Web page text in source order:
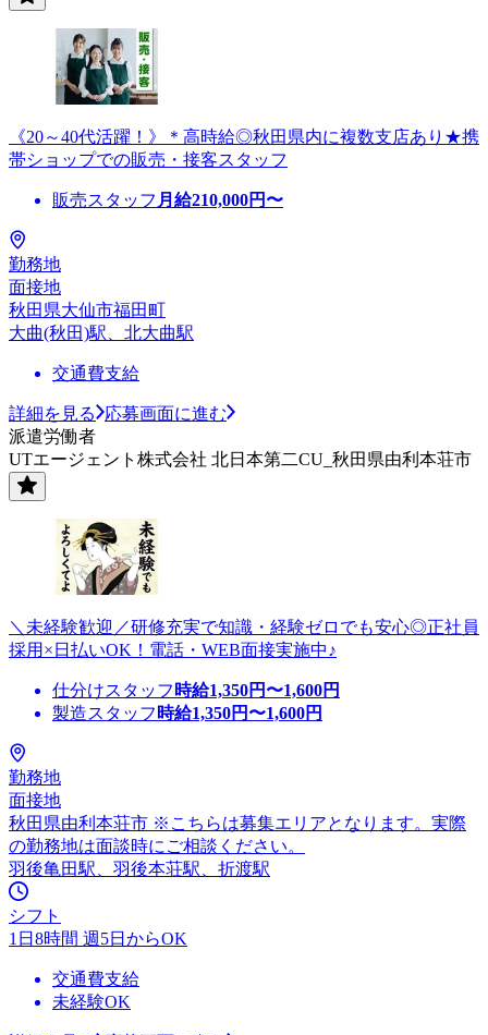
《20～40代活躍！》＊高時給◎秋田県内に複数支店あり★携
帯ショップでの販売・接客スタッフ
販売スタッフ 月給210,000円〜
勤務地
面接地
秋田県大仙市福田町
大曲(秋田)駅、北大曲駅
交通費支給
詳細を見る
応募画面に進む
派遣労働者
UTエージェント株式会社 北日本第二CU_秋田県由利本荘市
＼未経験歓迎／研修充実で知識・経験ゼロでも安心◎正社員
採用×日払いOK！電話・WEB面接実施中♪
仕分けスタッフ 時給1,350円〜1,600円
製造スタッフ 時給1,350円〜1,600円
勤務地
面接地
秋田県由利本荘市 ※こちらは募集エリアとなります。実際
の勤務地は面談時にご相談ください。
羽後亀田駅、羽後本荘駅、折渡駅
シフト
1日8時間 週5日からOK
交通費支給
未経験OK